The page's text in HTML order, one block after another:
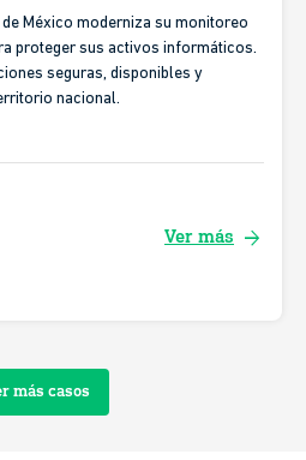
México moderniza su monitoreo
proteger sus activos informáticos.
seguras, disponibles y
nacional.
Ver más arrow_forward
más casos